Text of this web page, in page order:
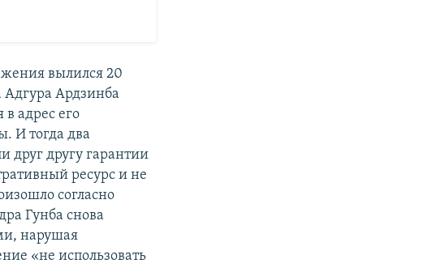
вылился 20
Адгура Ардзинба
адрес его
И тогда два
друг другу гарантии
ресурс и не
согласно
Гунба снова
нарушая
«не использовать